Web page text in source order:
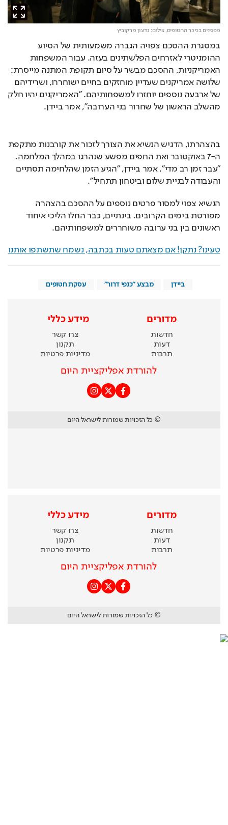
מפגינים בכיכר החטופים,צילום: גדעון מרקוביץ
במסגרת ההסכם צפויה הגברה משמעותית של הסיוע
ההומניטרי לאזרחים הפלשתינים בעזה. עבור המשפחות
האמריקניות, ההסכם מבשר על סיום תקופת המתנה מייסרת:
שלושה אמריקנים שעדיין מוחזקים בחיים ישוחררו, ושרידיהם
של ארבעה נוספים יוחזרו למשפחותיהם. "האמריקנים יהיו חלק
מהשלב הראשון של שחרור בני הערובה", אמר ביידן.
בהצהרתו, הדגיש הנשיא את הצורך לזכור את קורבנות מתקפת
ה-7 באוקטובר ואת החפים מפשע שנהרגו במהלך המלחמה.
"עבר זמן רב מדי", אמר ביידן, "הגיע הזמן שהלחימה תסתיים
והעבודה לבניית שלום וביטחון תתחיל".
הנשיא צפוי למסור פרטים נוספים על ההסכם בהצהרה
מפורטת בימים הקרובים. בינתיים, כבר החלו הליכי איחוד
ראשונים בין בני ערובה משוחררים למשפחותיהם.
טעינו? נתקן! אם מצאתם טעות בכתבה, נשמח שתשתפו אותנו
ביידן מבצע "כנפי דרור" עסקת חטופים
מדורים
חדשות
דעות
תרבות
מידע כללי
צרו קשר
תקנון
מדיניות פרטיות
להורדת אפליקציית היום
© כל הזכויות שמורות לישראל היום
מדורים
חדשות
דעות
תרבות
מידע כללי
צרו קשר
תקנון
מדיניות פרטיות
להורדת אפליקציית היום
© כל הזכויות שמורות לישראל היום